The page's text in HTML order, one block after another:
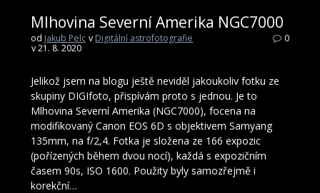
Mlhovina Severní Amerika NGC7000
od Jakub Pelc v Digitální astrofotografie
v 21. 8. 2020
0
Jelikož jsem na blogu ještě neviděl jakoukoliv fotku ze
skupiny DIGIfoto, přispívám proto s jednou. Je to
Mlhovina Severní Amerika (NGC7000), focena na
modifikovaný Canon EOS 6D s objektivem Samyang
135mm, na f/2,4. Fotka je složena ze 166 expozic
(pořízených během dvou nocí), každá s expozičním
časem 90s, ISO 1600. Použity byly samozřejmě i
korekční…